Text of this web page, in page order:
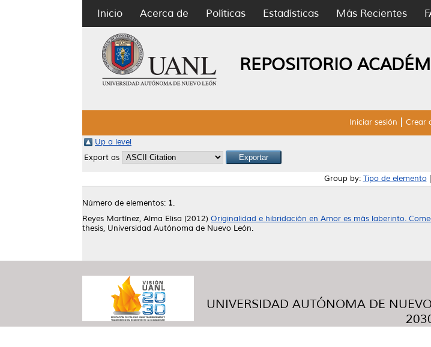
Inicio Acerca de Políticas Estadísticas Más Recientes
REPOSITORIO
Iniciar sesión Crear
Up a level
Export as
Group by: Tipo de elemento|
Número de elementos: 1.
Reyes Martínez, Alma Elisa (2012) Originalidad e hibridación en Amor es más laberinto.
thesis, Universidad Autónoma de Nuevo León.
UNIVERSIDAD AUTÓNOMA DE